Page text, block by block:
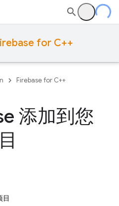
for C++
Firebase for C++
添加到您
目